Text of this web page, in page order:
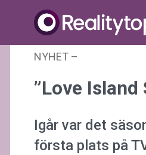
NYHET –
”Love
Igår var det
första plats på